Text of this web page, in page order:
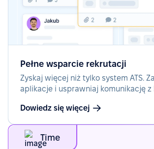
Pełne wsparcie rekrutacji
Zyskaj więcej niż tylko system ATS.
aplikacje i usprawniaj komunikację z
Dowiedz się więcej
Time